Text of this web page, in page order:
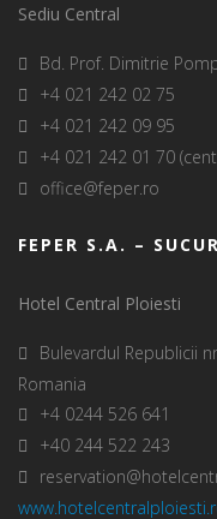
Sediu Central
Bd. Prof. Dimitrie
+4 021 242 02 75
+4 021 242 09 95
+4 021 242 01 70
office@feper.ro
FEPER S.A. –
Hotel Central Ploiesti
Bulevardul Republicii
Romania
+4 0244 526 641
+40 244 522 243